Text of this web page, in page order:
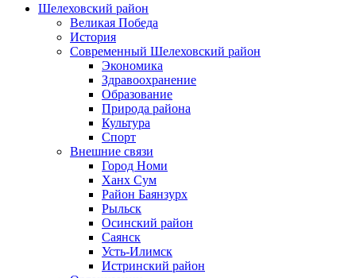
Шелеховский район
Великая Победа
История
Современный Шелеховский район
Экономика
Здравоохранение
Образование
Природа района
Культура
Спорт
Внешние связи
Город Номи
Ханх Сум
Район Баянзурх
Рыльск
Осинский район
Саянск
Усть-Илимск
Истринский район